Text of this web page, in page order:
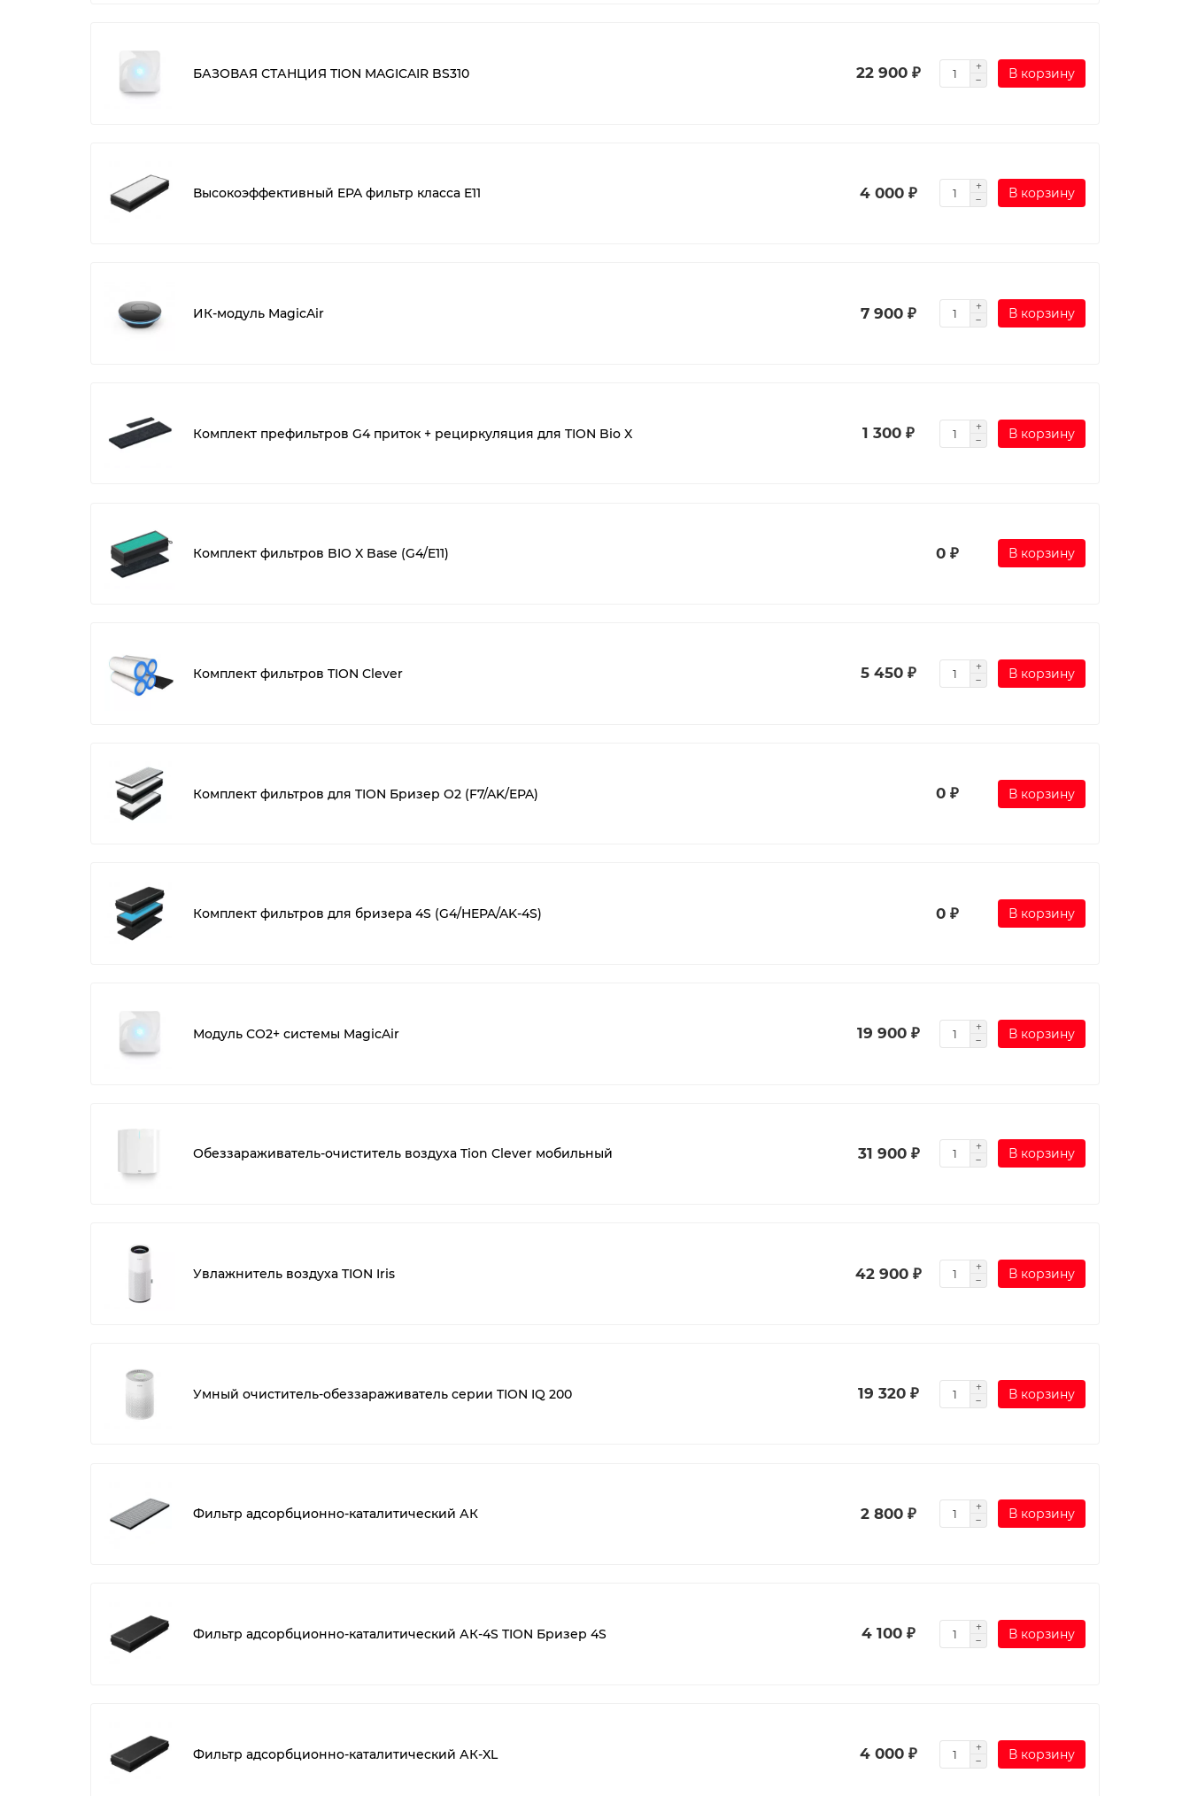
БАЗОВАЯ СТАНЦИЯ TION MAGICAIR BS310 22 900 ₽ В корзину
Высокоэффективный EPA фильтр класса E11 4 000 ₽ В корзину
ИК-модуль MagicAir 7 900 ₽ В корзину
Комплект префильтров G4 приток + рециркуляция для TION Bio X 1 300 ₽ В корзину
Комплект фильтров BIO X Base (G4/E11) 0 ₽ В корзину
Комплект фильтров TION Clever 5 450 ₽ В корзину
Комплект фильтров для TION Бризер O2 (F7/AK/EPA) 0 ₽ В корзину
Комплект фильтров для бризера 4S (G4/HEPA/AK-4S) 0 ₽ В корзину
Модуль СО2+ системы MagicAir 19 900 ₽ В корзину
Обеззараживатель-очиститель воздуха Tion Clever мобильный 31 900 ₽ В корзину
Увлажнитель воздуха TION Iris 42 900 ₽ В корзину
Умный очиститель-обеззараживатель серии TION IQ 200 19 320 ₽ В корзину
Фильтр адсорбционно-каталитический АК 2 800 ₽ В корзину
Фильтр адсорбционно-каталитический АК-4S TION Бризер 4S 4 100 ₽ В корзину
Фильтр адсорбционно-каталитический АК-XL 4 000 ₽ В корзину